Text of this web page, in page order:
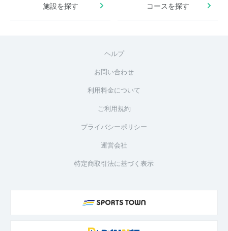
施設を探す コースを探す
ヘルプ
お問い合わせ
利用料金について
ご利用規約
プライバシーポリシー
運営会社
特定商取引法に基づく表示